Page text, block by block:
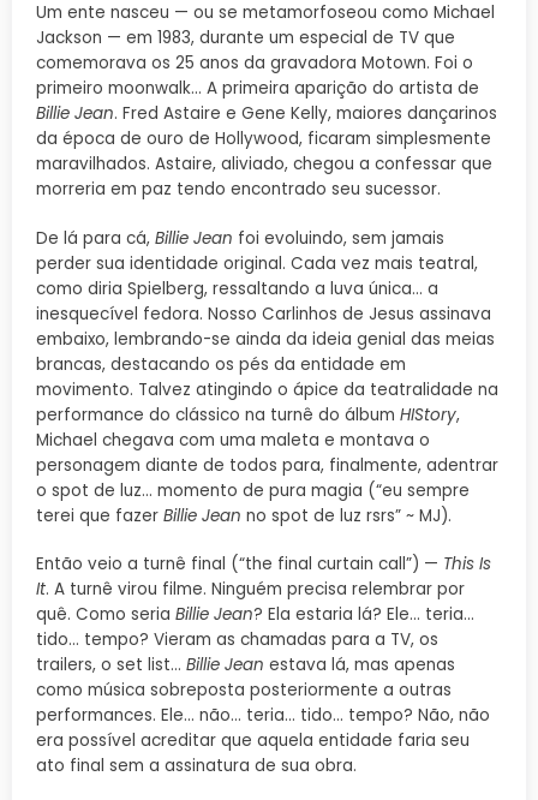
Um ente nasceu — ou se metamorfoseou como Michael
Jackson — em 1983, durante um especial de TV que
comemorava os 25 anos da gravadora Motown. Foi o
primeiro moonwalk… A primeira aparição do artista de
Billie Jean. Fred Astaire e Gene Kelly, maiores dançarinos
da época de ouro de Hollywood, ficaram simplesmente
maravilhados. Astaire, aliviado, chegou a confessar que
morreria em paz tendo encontrado seu sucessor.
De lá para cá, Billie Jean foi evoluindo, sem jamais
perder sua identidade original. Cada vez mais teatral,
como diria Spielberg, ressaltando a luva única… a
inesquecível fedora. Nosso Carlinhos de Jesus assinava
embaixo, lembrando-se ainda da ideia genial das meias
brancas, destacando os pés da entidade em
movimento. Talvez atingindo o ápice da teatralidade na
performance do clássico na turnê do álbum HIStory,
Michael chegava com uma maleta e montava o
personagem diante de todos para, finalmente, adentrar
o spot de luz… momento de pura magia (“eu sempre
terei que fazer Billie Jean no spot de luz rsrs” ~ MJ).
Então veio a turnê final (“the final curtain call”) — This Is
It. A turnê virou filme. Ninguém precisa relembrar por
quê. Como seria Billie Jean? Ela estaria lá? Ele… teria…
tido… tempo? Vieram as chamadas para a TV, os
trailers, o set list… Billie Jean estava lá, mas apenas
como música sobreposta posteriormente a outras
performances. Ele… não… teria… tido… tempo? Não, não
era possível acreditar que aquela entidade faria seu
ato final sem a assinatura de sua obra.